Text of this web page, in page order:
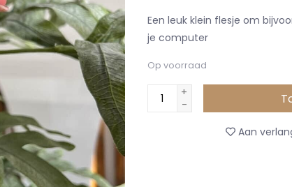
Een leuk klein flesje om
je computer
Op voorraad
+
-
Aan